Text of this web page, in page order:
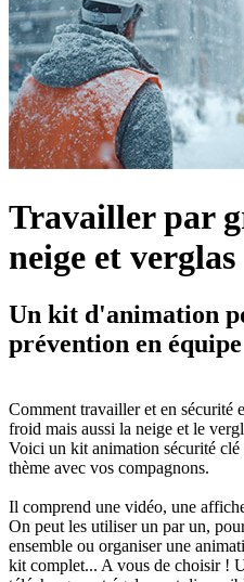
Travailler par
neige et verglas
Un kit d'animation
prévention en équipe
Comment travailler et en sécurité
froid mais aussi la neige et le
Voici un kit animation sécurité clé
thème avec vos compagnons.
Il comprend une vidéo, une
On peut les utiliser un par un,
ensemble ou organiser une
kit complet... A vous de choisir !